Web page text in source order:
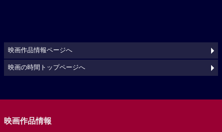
映画作品情報ページへ
映画の時間トップページへ
映画作品情報